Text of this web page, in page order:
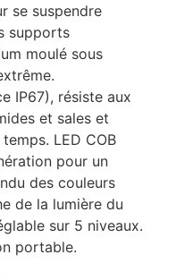
se suspendre
supports
moulé sous
IP67), résiste aux
et sales et
LED COB
pour un
des couleurs
de la lumière du
sur 5 niveaux.
portable.